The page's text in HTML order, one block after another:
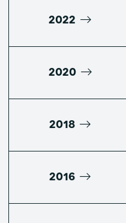
2022
2020
2018
2016